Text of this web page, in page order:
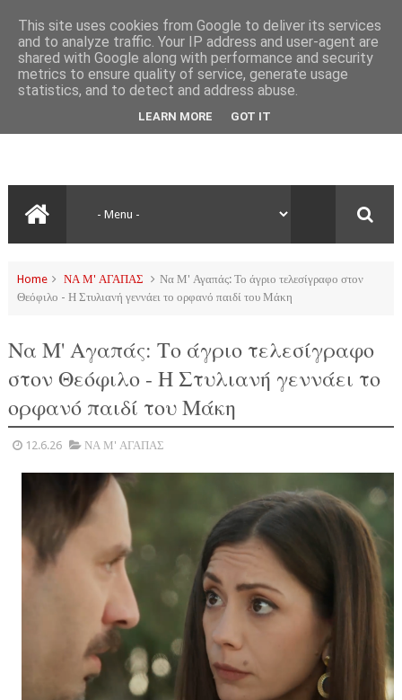
Home ΝΑ Μ' ΑΓΑΠΑΣ
Να Μ' Αγαπάς: Το άγριο τελεσίγραφο στον
Θεόφιλο - Η Στυλιανή γεννάει το ορφανό παιδί του Μάκη
Να Μ' Αγαπάς: Το άγριο τελεσίγραφο
στον Θεόφιλο - Η Στυλιανή γεννάει το
ορφανό παιδί του Μάκη
12.6.26 ΝΑ Μ' ΑΓΑΠΑΣ
This site uses cookies from Google to deliver its services
and to analyze traffic. Your IP address and user-agent are
shared with Google along with performance and security
metrics to ensure quality of service, generate usage
statistics, and to detect and address abuse.
LEARN MORE GOT IT